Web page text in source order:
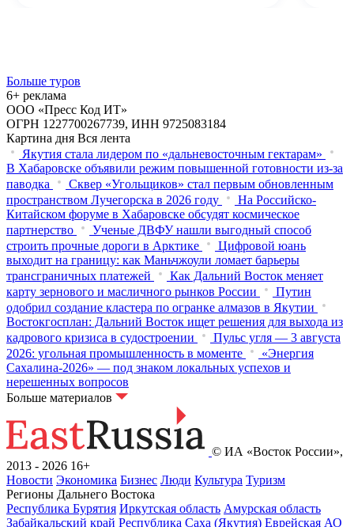
Больше туров
6+ реклама
ООО «Пресс Код ИТ»
ОГРН 1227700267739, ИНН 9725083184
Картина дня Вся лента
Якутия стала лидером по «дальневосточным гектарам»
В Хабаровске объявили режим повышенной готовности из‑за
паводка
Сквер «Угольщиков» стал первым обновленным
пространством Лучегорска в 2026 году
На Российско-
Китайском форуме в Хабаровске обсудят космическое
партнерство
Ученые ДВФУ нашли выгодный способ
строить прочные дороги в Арктике
Цифровой юань
выходит на границу: как Маньчжоули ломает барьеры
трансграничных платежей
Как Дальний Восток меняет
карту зернового и масличного рынков России
Путин
одобрил создание кластера по огранке алмазов в Якутии
Востокгосплан: Дальний Восток ищет решения для выхода из
кадрового кризиса в судостроении
Пульс угля — 3 августа
2026: угольная промышленность в моменте
«Энергия
Сахалина-2026» — под знаком локальных успехов и
нерешенных вопросов
Больше материалов
© ИА «Восток России»,
2013 - 2026 16+
Новости Экономика Бизнес Люди Культура Туризм
Регионы Дальнего Востока
Республика Бурятия Иркутская область Амурская область
Забайкальский край Республика Саха (Якутия) Еврейская АО